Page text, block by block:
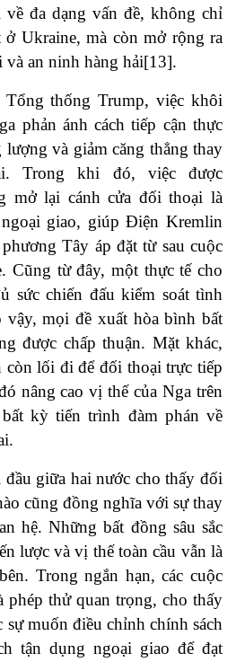
về đa dạng vấn đề, không chỉ
Ukraine, mà còn mở rộng ra
và an ninh hàng hải[13].
thống Trump, việc khôi
phản ánh cách tiếp cận thực
và giảm căng thẳng thay
Trong khi đó, việc được
mở lại cánh cửa đối thoại là
giao, giúp Điện Kremlin
Tây áp đặt từ sau cuộc
Cũng từ đây, một thực tế cho
sức chiến đấu kiểm soát tình
mọi đề xuất hòa bình bất
được chấp thuận. Mặt khác,
còn lối đi để đối thoại trực tiếp
nâng cao vị thế của Nga trên
kỳ tiến trình đàm phán về
giữa hai nước cho thấy đối
cũng đồng nghĩa với sự thay
hệ. Những bất đồng sâu sắc
lược và vị thế toàn cầu vẫn là
Trong ngắn hạn, các cuộc
phép thử quan trọng, cho thấy
muốn điều chỉnh chính sách
tận dụng ngoại giao để đạt